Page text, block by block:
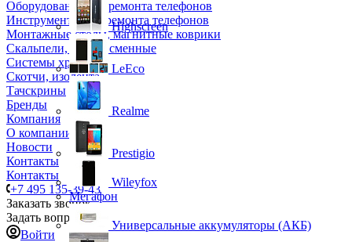
Оборудование для ремонта телефонов
Инструменты для ремонта телефонов
Монтажные столы, магнитные коврики
Скальпели, лезвия сменные
Системы хранения
Скотчи, изолента
Тачскрины
Бренды
Компания
О компании
Новости
Контакты
Контакты
+7 495 135-39-43
Заказать звонок
Задать вопрос
Войти
Highscreen
LeEco
Realme
Prestigio
Wileyfox
Мегафон
Универсальные аккумуляторы (АКБ)